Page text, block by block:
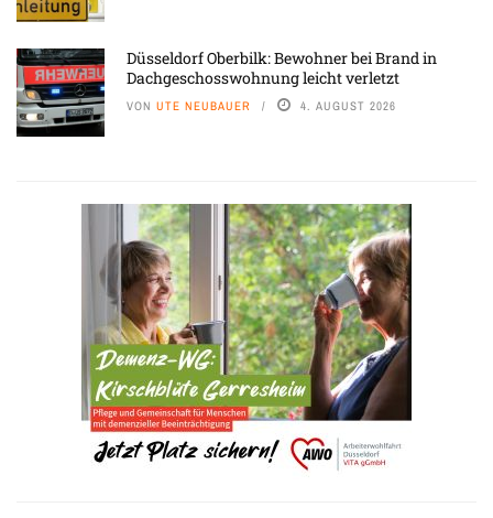
Düsseldorf Oberbilk: Bewohner bei Brand in
Dachgeschosswohnung leicht verletzt
VON UTE NEUBAUER 4. AUGUST 2026